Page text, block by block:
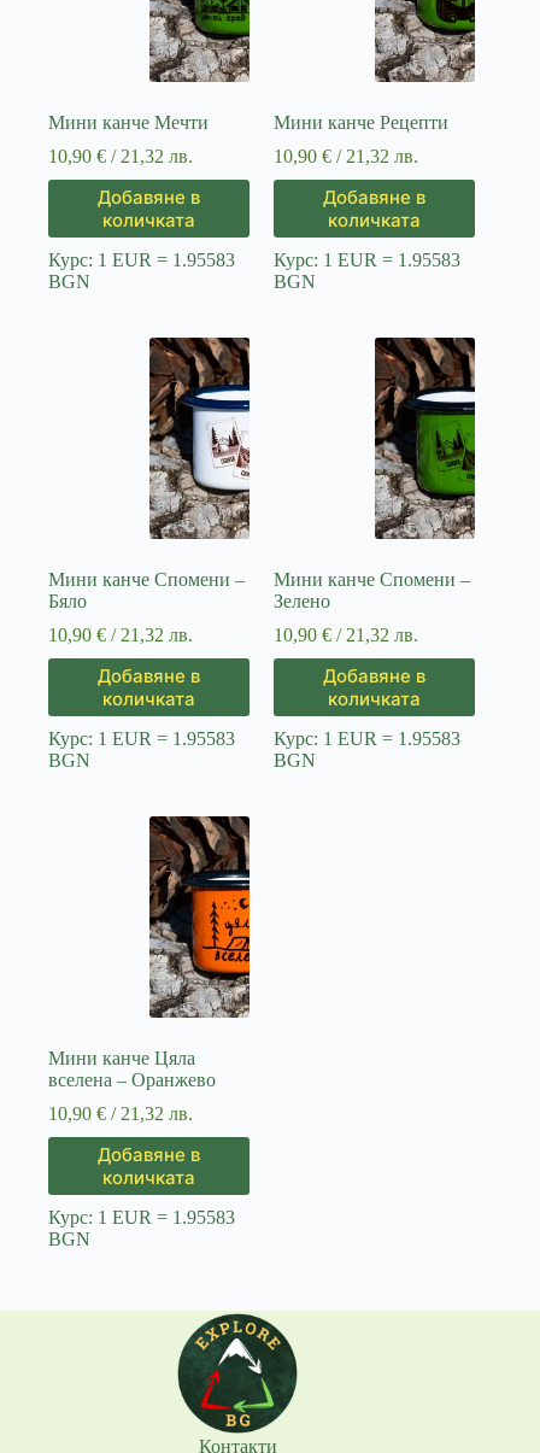
Мини канче Мечти
10,90 € / 21,32 лв.
Добавяне в
количката
Курс: 1 EUR = 1.95583
BGN
Мини канче Рецепти
10,90€ / 21,32 лв.
Добавяне в
количката
Курс: 1 EUR = 1.95583
BGN
Мини канче Спомени –
Бяло
10,90 € / 21,32 лв.
Добавяне в
количката
Курс: 1 EUR = 1.95583
BGN
Мини канче Спомени –
Зелено
10,90€ / 21,32 лв.
Добавяне в
количката
Курс: 1 EUR = 1.95583
BGN
Мини канче Цяла
вселена – Оранжево
10,90 € / 21,32 лв.
Добавяне в
количката
Курс: 1 EUR = 1.95583
BGN
Контакти